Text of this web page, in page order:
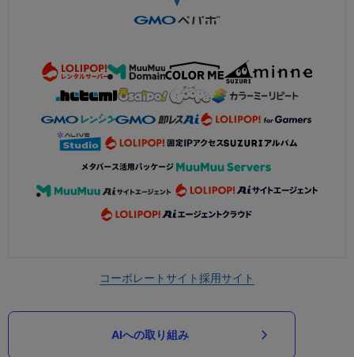
コーポレートサイト採用サイト
AIへの取り組み